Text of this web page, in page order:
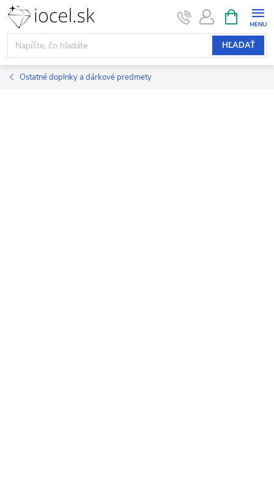
Prejsť
obsah
HĽADAŤ
KOŠÍK
Ostatné doplnky a dárkové predmety